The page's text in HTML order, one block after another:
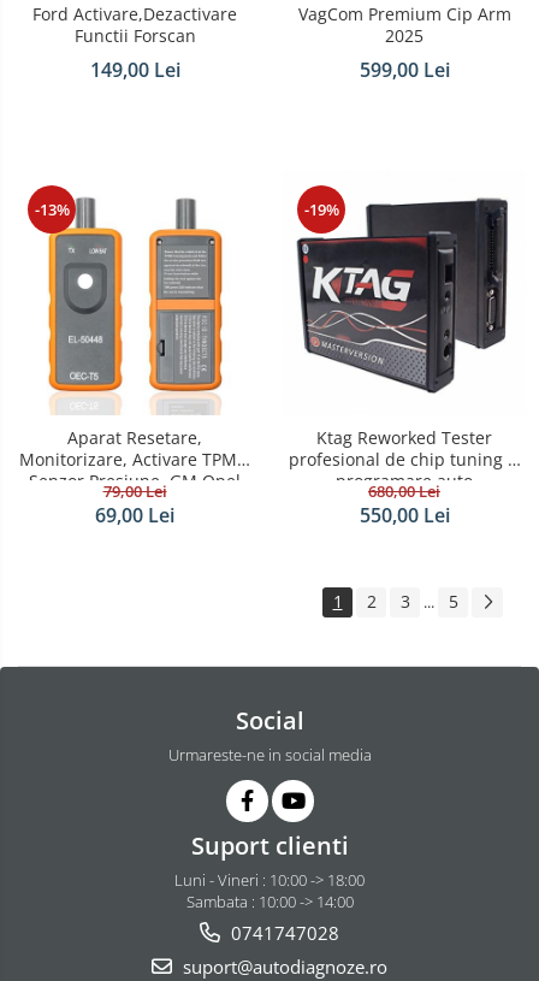
Ford Activare,Dezactivare
Functii Forscan
149,00 Lei
VagCom Premium Cip Arm
2025
599,00 Lei
-13%
Aparat Resetare,
Monitorizare, Activare TPMS,
Senzor Presiune, GM Opel
79,00 Lei
69,00 Lei
-19%
Ktag Reworked Tester
profesional de chip tuning si
programare auto
680,00 Lei
550,00 Lei
1 2 3 ... 5
Social
Urmareste-ne in social media
Suport clienti
Luni - Vineri : 10:00 -> 18:00
Sambata : 10:00 -> 14:00
0741747028
suport@autodiagnoze.ro